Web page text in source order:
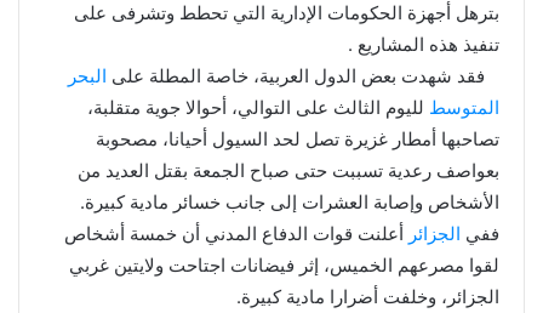
بترهل أجهزة الحكومات الإدارية التي تحطط وتشرفى على
تنفيذ هذه المشاريع .
فقد شهدت بعض الدول العربية، خاصة المطلة على البحر
المتوسط لليوم الثالث على التوالي، أحوالا جوية متقلبة،
تصاحبها أمطار غزيرة تصل لحد السيول أحيانا، مصحوبة
بعواصف رعدية تسببت حتى صباح الجمعة بقتل العديد من
الأشخاص وإصابة العشرات إلى جانب خسائر مادية كبيرة.
ففي الجزائر أعلنت قوات الدفاع المدني أن خمسة أشخاص
لقوا مصرعهم الخميس، إثر فيضانات اجتاحت ولايتين غربي
الجزائر، وخلفت أضرارا مادية كبيرة.